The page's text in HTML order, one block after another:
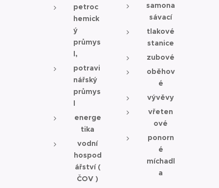
petroc
hemick
ý
průmys
l,
potravi
nářský
průmys
l
energe
tika
vodní
hospod
ářství (
ČOV )
samona
sávací
tlakové
stanice
zubové
oběhov
é
vývěvy
vřeten
ové
ponorn
é
míchadl
a